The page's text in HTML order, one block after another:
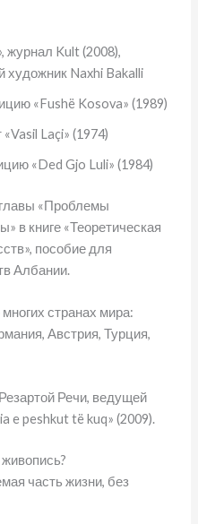
журнал Kult (2008),
художник Naxhi Bakalli
«Fushë Kosova» (1989)
Laçi» (1974)
«Ded Gjo Luli» (1984)
«Проблемы
в книге «Теоретическая
пособие для
Албании.
странах мира:
Австрия, Турция,
Речи, ведущей
e peshkut të kuq» (2009).
часть жизни, без